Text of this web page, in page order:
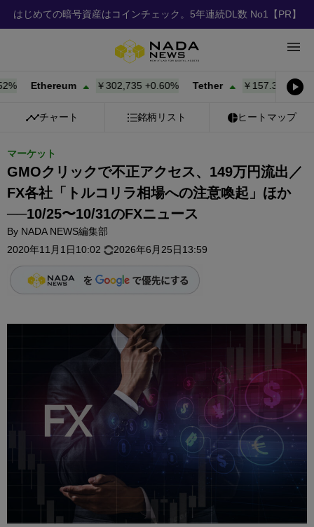
はじめての暗号資産はコインチェック。5年連続DL数 No1 【PR】
Ethereum ￥302,735+0.60% Tether ￥157.36+0.00%
チャート 銘柄リスト ヒートマップ
マーケット
GMOクリックで不正アクセス、149万円流出／
FX各社「トルコリラ相場への注意喚起」ほか
──10/25〜10/31のFXニュース
By NADA NEWS編集部
2020年11月1日10:02
2026年6月25日13:59